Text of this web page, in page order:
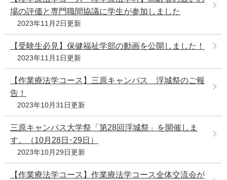
場の評価と専門職間協議に学生が参加しました
2023年11月2日更新
【受験生必見】保健福祉学部の動画を公開しました！
2023年11月1日更新
【作業療法学コース】三原キャンパス 浮城祭のご報
告！
2023年10月31日更新
三原キャンパス大学祭「第28回浮城祭」を開催しま
す。（10月28日･29日）
2023年10月29日更新
【作業療法学コース】作業療法学コース全体交流会が